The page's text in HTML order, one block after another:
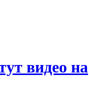
видео на